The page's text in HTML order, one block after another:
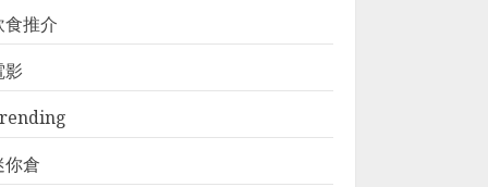
食推介
影
你倉